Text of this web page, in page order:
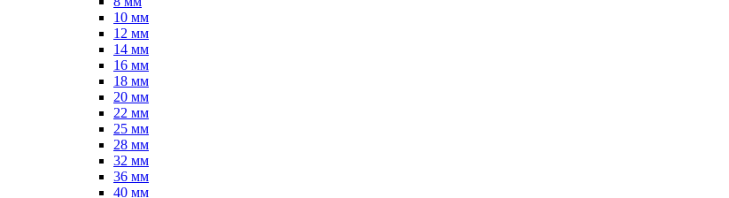
10 мм
12 мм
14 мм
16 мм
18 мм
20 мм
22 мм
25 мм
28 мм
32 мм
36 мм
40 мм